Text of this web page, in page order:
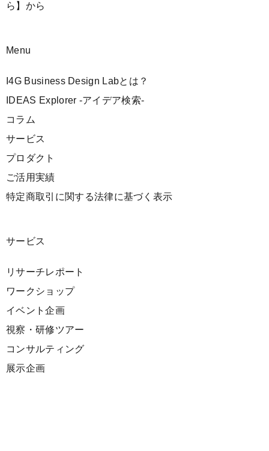
ら】 から
Menu
I4G Business Design Labとは？
IDEAS Explorer -アイデア検索-
コラム
サービス
プロダクト
ご活用実績
特定商取引に関する法律に基づく表示
サービス
リサーチレポート
ワークショップ
イベント企画
視察・研修ツアー
コンサルティング
展示企画